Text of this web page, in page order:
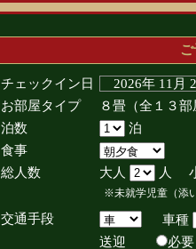
チェックイン日
2026年 11
お部屋タイプ
８畳（全１３
泊数
泊
食事
総人数
大人 人
※未就学児童（添
交通手段
車種
送迎